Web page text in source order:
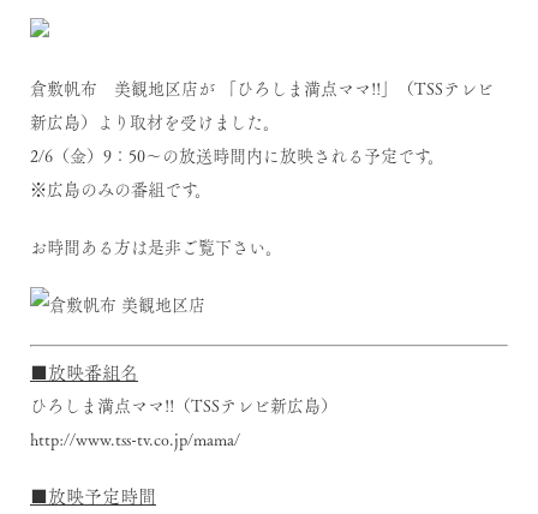
倉敷帆布 美観地区店が 「ひろしま満点ママ!!」
（TSSテレビ
新広島）より取材を受けました。
2/6（金）9：50～の放送時間内に放映される予定です。
※広島のみの番組です。
お時間ある方は是非ご覧下さい。
■放映番組名
ひろしま満点ママ!!（TSSテレビ新広島）
http://www.tss-tv.co.jp/mama/
■放映予定時間